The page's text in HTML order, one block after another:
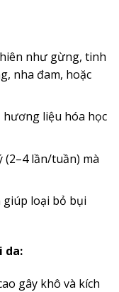
như gừng, tinh
nha đam, hoặc
hương liệu hóa học
lần/tuần) mà
giúp loại bỏ bụi
da:
gây khô và kích